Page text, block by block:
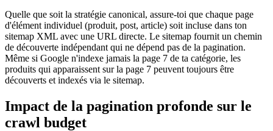
Quelle que soit la stratégie canonical, assure-toi que chaque page
d'élément individuel (produit, post, article) soit incluse dans ton
sitemap XML avec une URL directe. Le sitemap fournit un chemin
de découverte indépendant qui ne dépend pas de la pagination.
Même si Google n'indexe jamais la page 7 de ta catégorie, les
produits qui apparaissent sur la page 7 peuvent toujours être
découverts et indexés via le sitemap.
Impact de la pagination profonde sur le
crawl budget